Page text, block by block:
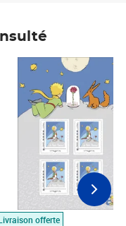
offerte
Prix 7,50€